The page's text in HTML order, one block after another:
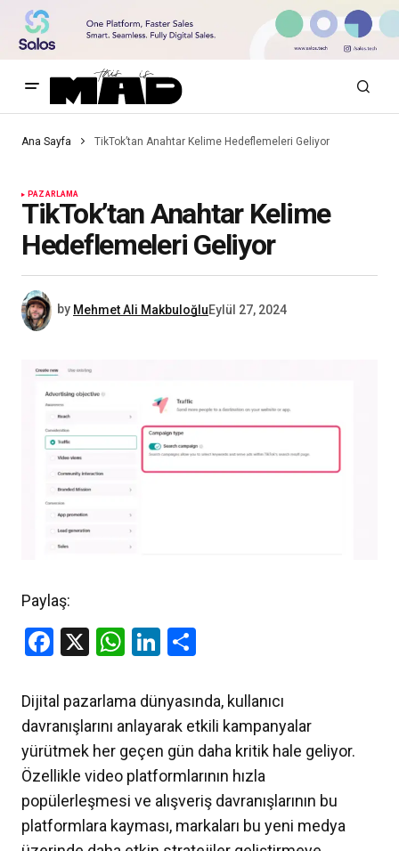
Ana Sayfa TikTok’tan Anahtar Kelime Hedeflemeleri Geliyor
PAZARLAMA
TikTok’tan Anahtar Kelime
Hedeflemeleri Geliyor
by Mehmet Ali MakbuloğluEylül 27, 2024
Paylaş:
Facebook
X WhatsApp
LinkedIn
Dijital pazarlama dünyasında, kullanıcı
davranışlarını anlayarak etkili kampanyalar
yürütmek her geçen gün daha kritik hale geliyor.
Özellikle video platformlarının hızla
popülerleşmesi ve alışveriş davranışlarının bu
platformlara kayması, markaları bu yeni medya